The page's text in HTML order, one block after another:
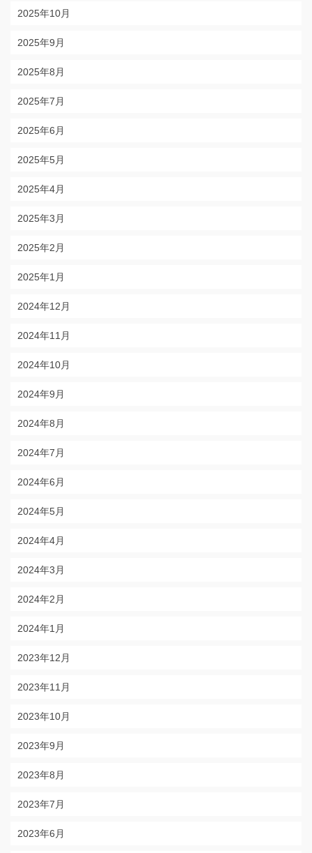
2025年10月
2025年9月
2025年8月
2025年7月
2025年6月
2025年5月
2025年4月
2025年3月
2025年2月
2025年1月
2024年12月
2024年11月
2024年10月
2024年9月
2024年8月
2024年7月
2024年6月
2024年5月
2024年4月
2024年3月
2024年2月
2024年1月
2023年12月
2023年11月
2023年10月
2023年9月
2023年8月
2023年7月
2023年6月